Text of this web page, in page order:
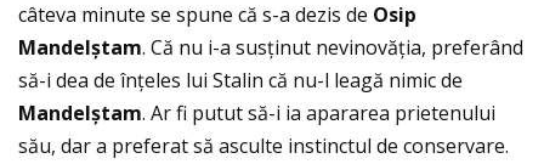
câteva minute se spune că s-a dezis de Osip
Mandelștam. Că nu i-a susţinut nevinovăţia, preferând
să-i dea de înţeles lui Stalin că nu-l leagă nimic de
Mandelștam. Ar fi putut să-i ia apararea prietenului
său, dar a preferat să asculte instinctul de conservare.